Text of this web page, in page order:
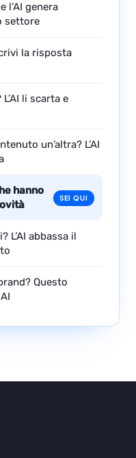
l’AI genera
settore
la risposta
li scarta e
un’altra? L’AI
hanno
SEI QUI
L’AI abbassa il
Questo